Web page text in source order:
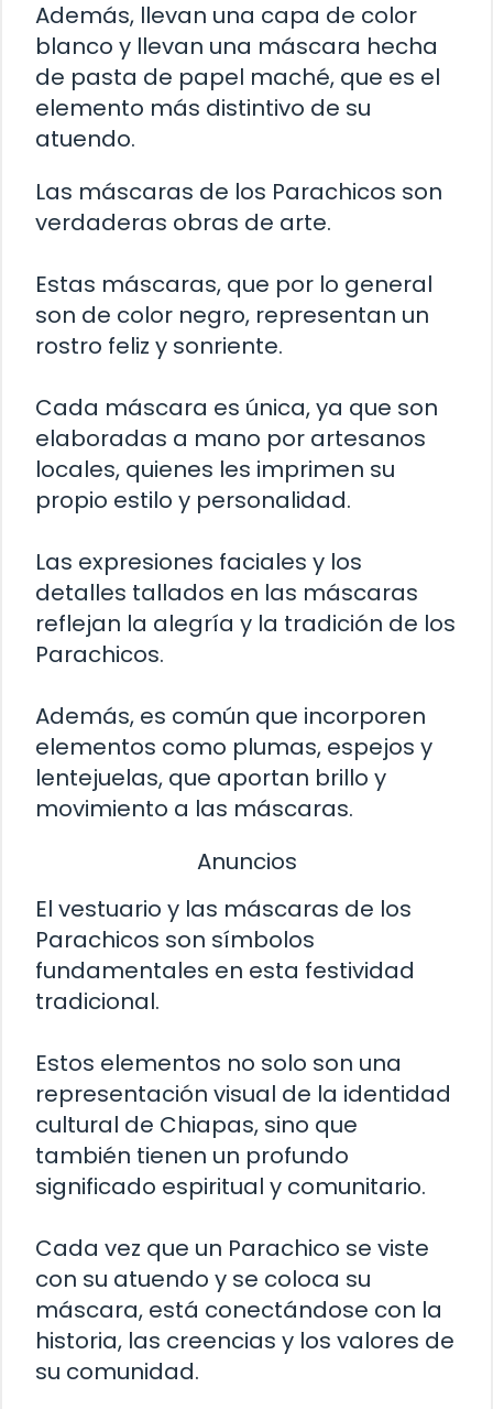
Además, llevan una capa de color
blanco y llevan una máscara hecha
de pasta de papel maché, que es el
elemento más distintivo de su
atuendo.
Las máscaras de los Parachicos son
verdaderas obras de arte.
Estas máscaras, que por lo general
son de color negro, representan un
rostro feliz y sonriente.
Cada máscara es única, ya que son
elaboradas a mano por artesanos
locales, quienes les imprimen su
propio estilo y personalidad.
Las expresiones faciales y los
detalles tallados en las máscaras
reflejan la alegría y la tradición de los
Parachicos.
Además, es común que incorporen
elementos como plumas, espejos y
lentejuelas, que aportan brillo y
movimiento a las máscaras.
Anuncios
El vestuario y las máscaras de los
Parachicos son símbolos
fundamentales en esta festividad
tradicional.
Estos elementos no solo son una
representación visual de la identidad
cultural de Chiapas, sino que
también tienen un profundo
significado espiritual y comunitario.
Cada vez que un Parachico se viste
con su atuendo y se coloca su
máscara, está conectándose con la
historia, las creencias y los valores de
su comunidad.